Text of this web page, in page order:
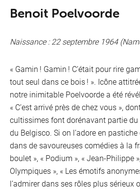
Benoit Poelvoorde
Naissance : 22 septembre 1964
« Gamin ! Gamin ! C’était pour rire
tout seul dans ce bois ! ». Icône
notre inimitable Poelvoorde a été
« C’est arrivé près de chez vous »,
cultissimes font dorénavant partie
du Belgisco. Si on l’adore en
dans de savoureuses comédies à la
boulet », « Podium », « Jean-Philippe
Olympiques », « Les émotifs
l’admirer dans ses rôles plus sérieux